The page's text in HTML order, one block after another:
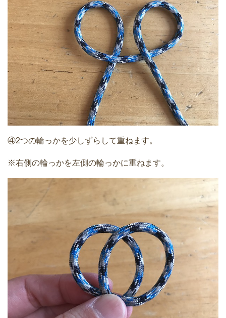
④2つの輪っかを少しずらして重ねます。
※右側の輪っかを左側の輪っかに重ねます。